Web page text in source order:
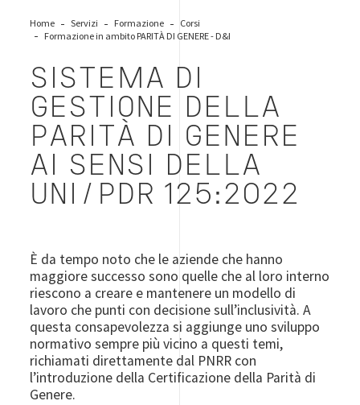
Home Servizi Formazione
Corsi
Formazione in ambito PARITÀ DI GENERE - D&I
SISTEMA DI
GESTIONE DELLA
PARITÀ DI GENERE
AI SENSI DELLA
UNI/PDR 125:2022
È da tempo noto che le aziende che hanno
maggiore successo sono quelle che al loro interno
riescono a creare e mantenere un modello di
lavoro che punti con decisione sull’inclusività. A
questa consapevolezza si aggiunge uno sviluppo
normativo sempre più vicino a questi temi,
richiamati direttamente dal PNRR con
l’introduzione della Certificazione della Parità di
Genere.